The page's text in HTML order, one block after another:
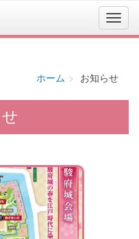
ホーム お知らせ